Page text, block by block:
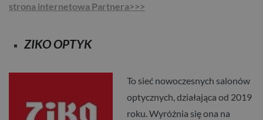
strona internetowa Partnera>>>
ZIKO OPTYK
To sieć nowoczesnych salonów
optycznych, działająca od 2019
roku. Wyróżnia się ona na